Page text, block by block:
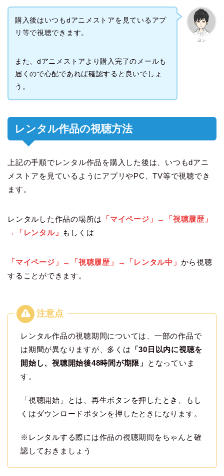
ヨシ
購入後はいつもdアニメストアを見ているアプ
リ等で視聴できます。
また、dアニメストアより購入完了のメールも
届くので心配であれば確認すると良いでしょ
う。
レンタル作品の視聴方法
上記の手順でレンタル作品を購入した後は、いつもdアニ
メストアを見ているようにアプリやPC、TV等で視聴でき
ます。
レンタルした作品の場所は
「マイページ」→「視聴履歴」
→「レンタル」 もしくは
「マイページ」→「視聴履歴」→「レンタル中」 から視聴
することができます。
レンタル作品の視聴期間については、一部の作品で
は期間が異なりますが、多くは 「30日以内に視聴を
開始し、視聴開始後48時間が期限」
となっていま
す。
「視聴開始」とは、再生ボタンを押したとき、もし
くはダウンロードボタンを押したときになります。
※レンタルする際には作品の視聴期間をちゃんと確
認しておきましょう